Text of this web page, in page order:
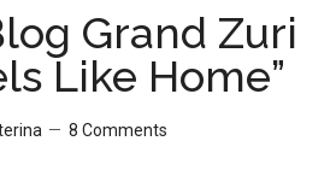
Grand Zuri
Like Home”
8 Comments